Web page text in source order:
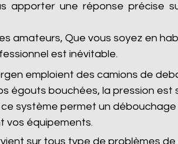
apporter une réponse précise
amateurs, Que vous soyez en
est inévitable.
emploient des camions de
égouts bouchées, la pression est
système permet un
vos équipements.
sur tous type de problèmes de